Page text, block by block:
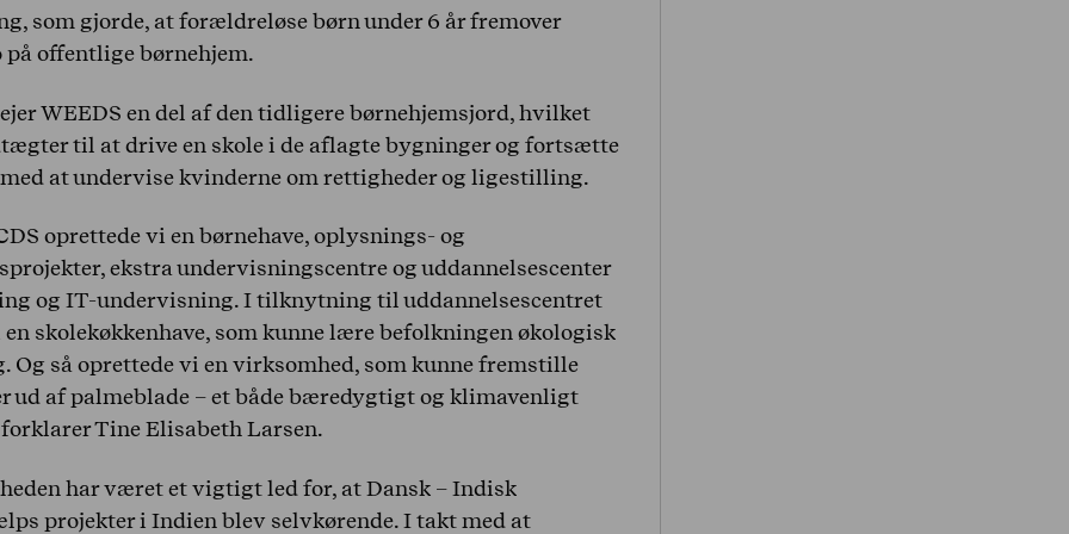
som gjorde, at forældreløse børn under 6 år fremover
på offentlige børnehjem.
WEEDS en del af den tidligere børnehjemsjord, hvilket
til at drive en skole i de aflagte bygninger og fortsætte
at undervise kvinderne om rettigheder og ligestilling.
oprettede vi en børnehave, oplysnings- og
ekstra undervisningscentre og uddannelsescenter
og IT-undervisning. I tilknytning til uddannelsescentret
en skolekøkkenhave, som kunne lære befolkningen økologisk
Og så oprettede vi en virksomhed, som kunne fremstille
ud af palmeblade – et både bæredygtigt og klimavenligt
Tine Elisabeth Larsen.
har været et vigtigt led for, at Dansk – Indisk
projekter i Indien blev selvkørende. I takt med at